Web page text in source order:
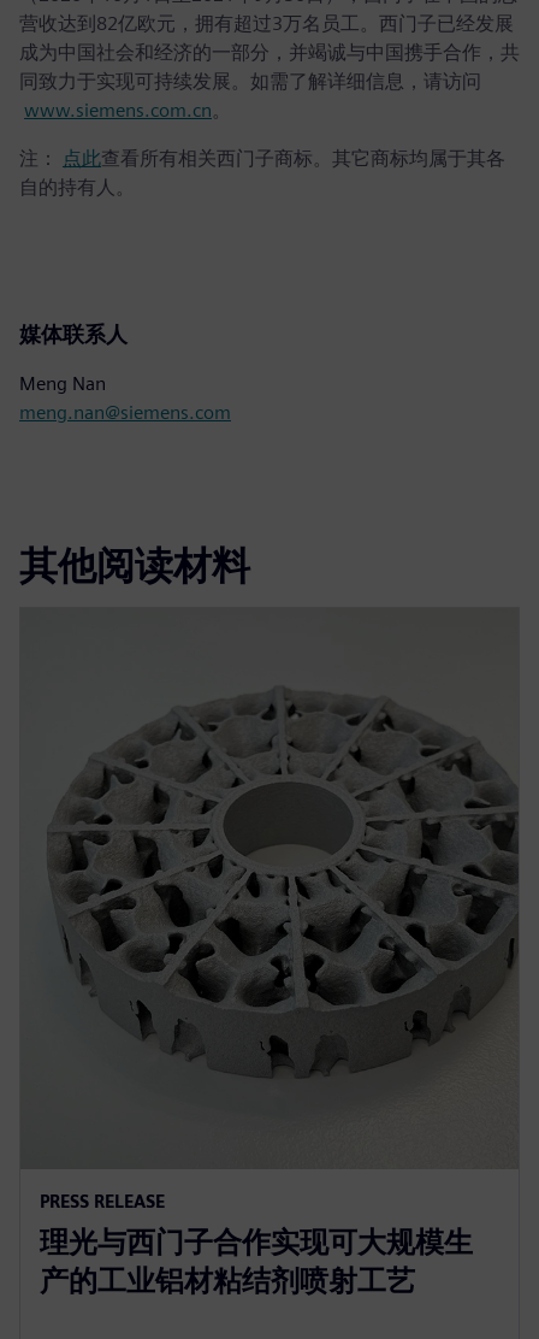
营收达到82亿欧元，拥有超过3万名员工。西门子已经发展
成为中国社会和经济的一部分，并竭诚与中国携手合作，共
同致力于实现可持续发展。如需了解详细信息，请访问
www.siemens.com.cn。
注： 点此查看所有相关西门子商标。其它商标均属于其各
自的持有人。
媒体联系人
Meng Nan
meng.nan@siemens.com
其他阅读材料
PRESS RELEASE
理光与西门子合作实现可大规模生
产的工业铝材粘结剂喷射工艺